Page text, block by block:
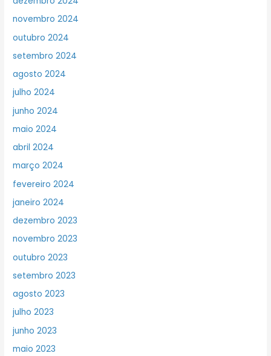
novembro 2024
outubro 2024
setembro 2024
agosto 2024
julho 2024
junho 2024
maio 2024
abril 2024
março 2024
fevereiro 2024
janeiro 2024
dezembro 2023
novembro 2023
outubro 2023
setembro 2023
agosto 2023
julho 2023
junho 2023
maio 2023